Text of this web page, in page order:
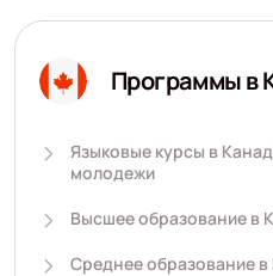
Программы в
Языковые курсы в
молодежи
Высшее образование в
Среднее образование